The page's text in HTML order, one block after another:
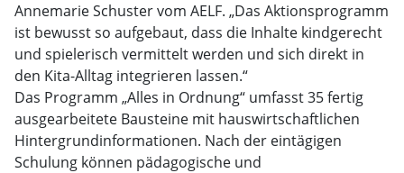
Annemarie Schuster vom AELF. „Das Aktionsprogramm
ist bewusst so aufgebaut, dass die Inhalte kindgerecht
und spielerisch vermittelt werden und sich direkt in
den Kita-Alltag integrieren lassen.“
Das Programm „Alles in Ordnung“ umfasst 35 fertig
ausgearbeitete Bausteine mit hauswirtschaftlichen
Hintergrundinformationen. Nach der eintägigen
Schulung können pädagogische und